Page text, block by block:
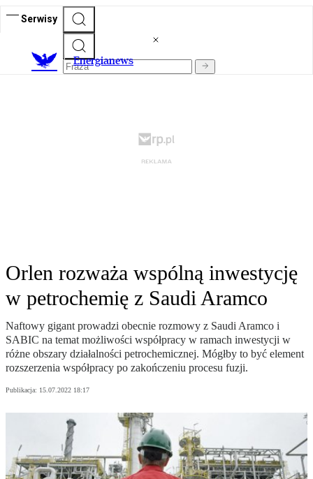
Serwisy
Energianews
Orlen rozważa wspólną inwestycję
w petrochemię z Saudi Aramco
Naftowy gigant prowadzi obecnie rozmowy z Saudi Aramco i
SABIC na temat możliwości współpracy w ramach inwestycji w
różne obszary działalności petrochemicznej. Mógłby to być element
rozszerzenia współpracy po zakończeniu procesu fuzji.
Publikacja: 15.07.2022 18:17